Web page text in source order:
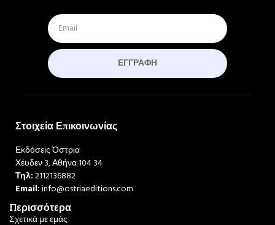
ΕΓΓΡΑΦΉ
Στοιχεία Επικοινωνίας
Εκδόσεις Όστρια
Χέυδεν 3, Αθήνα 104 34
Τηλ:2112136882
Email:info@ostriaeditions.com
Περισσότερα
Σχετικά με εμάς